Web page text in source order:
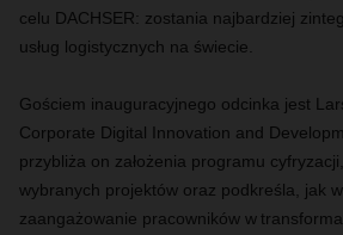
celu DACHSER: zostania najbardziej
usług logistycznych na świecie.
Gościem inauguracyjnego odcinka jest
Corporate Digital Innovation and
przybliża on założenia programu
wybranych projektów oraz podkreśla, jak
zaangażowanie pracowników w